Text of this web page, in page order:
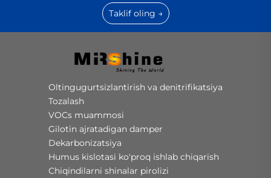
Taklif oling →
Oltingugurtsizlantirish va denitrifikatsiya
Tozalash
VOCs muammosi
Gilotin ajratadigan damper
Dekarbonizatsiya
Humus kislotasi ko'proq ishlab chiqarish
Chiqindilarni shinalar pirolizi